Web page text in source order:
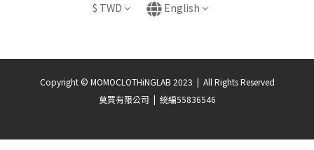
$ TWD English
Copyright © MOMOCLOTHiNGLAB 2023 | All Rights Reserved
莫買有限公司 | 統編55836546